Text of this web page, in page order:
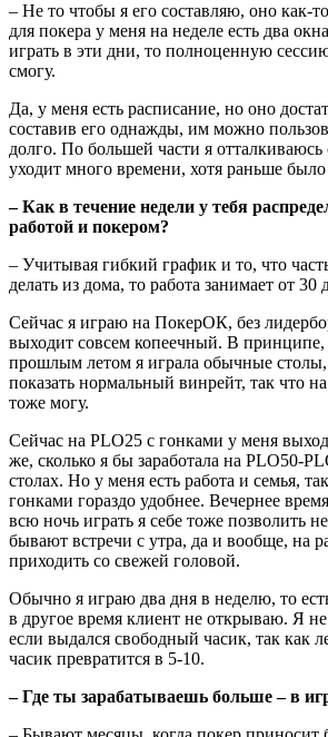
– Не то чтобы я его составляю, оно как-
для покера у меня на неделе есть два
играть в эти дни, то полноценную
смогу.
Да, у меня есть расписание, но оно
составив его однажды, им можно
долго. По большей части я отталкиваюсь
уходит много времени, хотя раньше
– Как в течение недели у тебя
работой и покером?
– Учитывая гибкий график и то, что
делать из дома, то работа занимает от
Сейчас я играю на ПокерОК, без
выходит совсем копеечный. В принципе,
прошлым летом я играла обычные
показать нормальный винрейт, так что
тоже могу.
Сейчас на PLO25 с гонками у меня
же, сколько я бы заработала на PLO50-
столах. Но у меня есть работа и семья,
гонками гораздо удобнее. Вечернее
всю ночь играть я себе тоже позволить
бывают встречи с утра, да и вообще, на
приходить со свежей головой.
Обычно я играю два дня в неделю, то
в другое время клиент не открываю. Я не
если выдался свободный часик, так как
часик превратится в 5-10.
– Где ты зарабатываешь больше – в